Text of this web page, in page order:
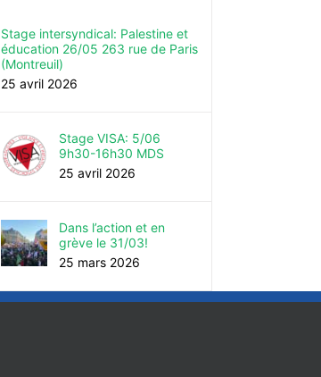
Stage intersyndical: Palestine et
éducation 26/05 263 rue de Paris
(Montreuil)
25 avril 2026
Stage VISA: 5/06
9h30-16h30 MDS
25 avril 2026
Dans l’action et en
grève le 31/03!
25 mars 2026